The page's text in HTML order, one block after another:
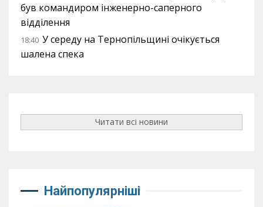
був командиром інженерно-саперного
відділення
18:40 У середу на Тернопільщині очікується
шалена спека
Читати всі новини
Найпопулярніші